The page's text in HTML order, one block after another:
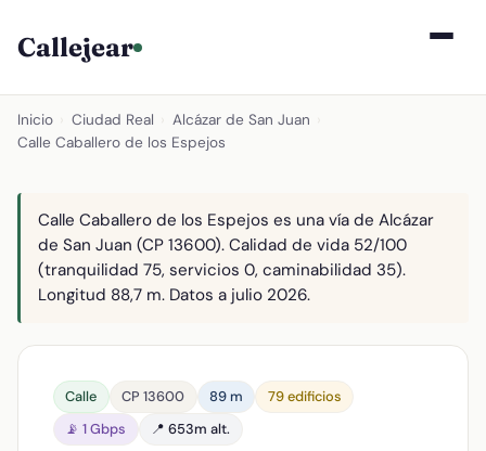
Callejear
Inicio Ciudad Real Alcázar de San Juan
Calle Caballero de los Espejos
Calle Caballero de los Espejos es una vía de Alcázar
de San Juan (CP 13600). Calidad de vida 52/100
(tranquilidad 75, servicios 0, caminabilidad 35).
Longitud 88,7 m. Datos a julio 2026.
Calle CP 13600 89 m
79 edificios
📡 1 Gbps
📍 653m alt.